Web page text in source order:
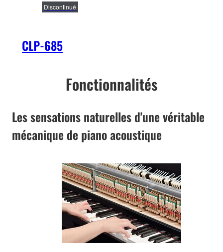
CLP-685
Discontinué
Fonctionnalités
Les sensations naturelles d'une véritable
mécanique de piano acoustique